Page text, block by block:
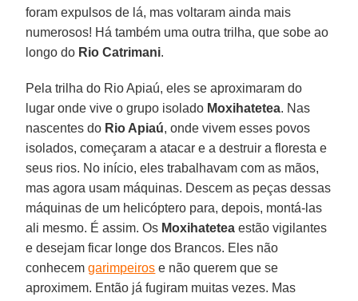
foram expulsos de lá, mas voltaram ainda mais
numerosos! Há também uma outra trilha, que sobe ao
longo do Rio Catrimani.
Pela trilha do Rio Apiaú, eles se aproximaram do
lugar onde vive o grupo isolado Moxihatetea. Nas
nascentes do Rio Apiaú, onde vivem esses povos
isolados, começaram a atacar e a destruir a floresta e
seus rios. No início, eles trabalhavam com as mãos,
mas agora usam máquinas. Descem as peças dessas
máquinas de um helicóptero para, depois, montá-las
ali mesmo. É assim. Os Moxihatetea estão vigilantes
e desejam ficar longe dos Brancos. Eles não
conhecemgarimpeiros e não querem que se
aproximem. Então já fugiram muitas vezes. Mas